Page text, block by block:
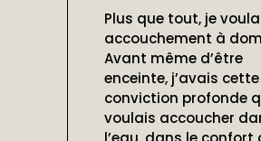
Plus que tout, je
accouchement à
Avant même d’être
enceinte, j’avais cette
conviction profonde
voulais accoucher